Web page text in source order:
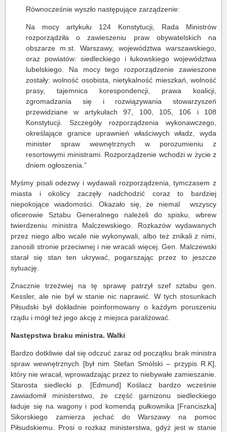
Równocześnie wyszło następujące zarządzenie:
Na mocy artykułu 124 Konstytucji, Rada Ministrów
rozporządziła o zawieszeniu praw obywatelskich na
obszarze m.st. Warszawy, województwa warszawskiego,
oraz powiatów: siedleckiego i łukowskiego województwa
lubelskiego. Na mocy tego rozporządzenie zawieszone
zostały: wolność osobista, nietykalność mieszkań, wolność
prasy, tajemnica korespondencji, prawa koalicji,
zgromadzania się i rozwiązywania stowarzyszeń
przewidziane w artykułach 97, 100, 105, 106 i 108
Konstytucji. Szczegóły rozporządzenia wykonawczego,
określające granice uprawnień właściwych władz, wyda
minister spraw wewnętrznych w porozumieniu z
resortowymi ministrami. Rozporządzenie wchodzi w życie z
dniem ogłoszenia.”
Myśmy pisali odezwy i wydawali rozporządzenia, tymczasem z
miasta i okolicy zaczęły nadchodzić coraz to bardziej
niepokojące wiadomości. Okazało się, że niemal wszyscy
oficerowie Sztabu Generalnego należeli do spisku, wbrew
twierdzeniu ministra Malczewskiego. Rozkazów wydawanych
przez niego albo wcale nie wykonywali, albo też znikali z nimi,
zanosili stronie przeciwnej i nie wracali więcej. Gen. Malczewski
starał się stan ten ukrywać, pogarszając przez to jeszcze
sytuację.
Znacznie trzeźwiej na tę sprawę patrzył szef sztabu gen.
Kessler, ale nie był w stanie nic naprawić. W tych stosunkach
Piłsudski był dokładnie poinformowany o każdym poruszeniu
rządu i mógł też jego akcję z miejsca paraliżować.
Następstwa braku ministra. Walki
Bardzo dotkliwie dał się odczuć zaraz od początku brak ministra
spraw wewnętrznych [był nim Stefan Smólski – przypis R.K],
który nie wracał, wprowadzając przez to niebywałe zamieszanie.
Starosta siedlecki p. [Edmund] Koślacz bardzo wcześnie
zawiadomił ministerstwo, że część garnizonu siedleckiego
ładuje się na wagony i pod komendą pułkownika [Franciszka]
Sikorskiego zamierza jechać do Warszawy na pomoc
Piłsudskiemu. Prosi o rozkaz ministerstwa, gdyż jest w stanie